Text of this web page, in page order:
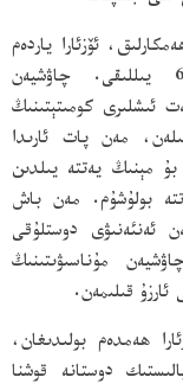
ئۆزئارا ياردەم
بېرىش شەرتنامىسى» ئىمزالانغانلىقىنىڭ 65 يىللىقى. چاۋشيەن
ئىشلىرى كومىتېتىنىڭ
مەن پات ئارىدا
مېنىڭ يەتتە يىلدىن
بولۇشۇم. مەن باش
دوستلۇقى
مۇناسىۋىتىنىڭ
قىلىمەن.
ھەمدەم بولىدىغان،
دوستانە قوشنا